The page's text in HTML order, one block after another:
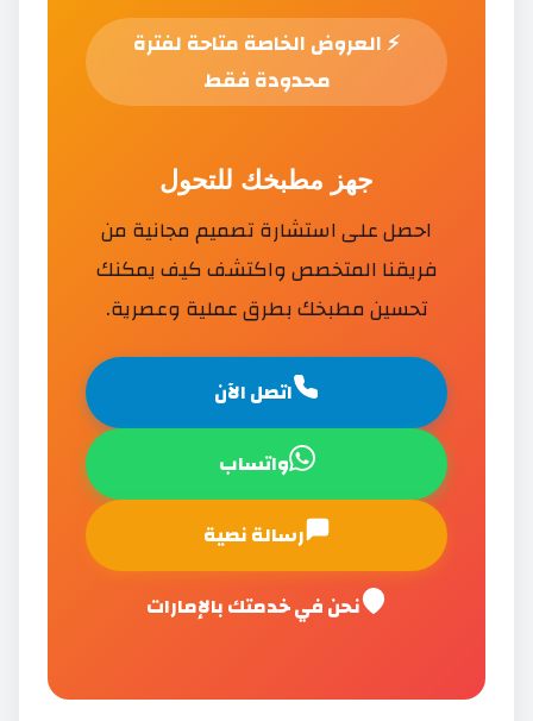
⚡العروض الخاصة متاحة لفترة
محدودة فقط
جهز مطبخك للتحول
احصل على استشارة تصميم مجانية من
فريقنا المتخصص واكتشف كيف يمكنك
تحسين مطبخك بطرق عملية وعصرية.
اتصل الآن
واتساب
رسالة نصية
نحن في خدمتك بالإمارات